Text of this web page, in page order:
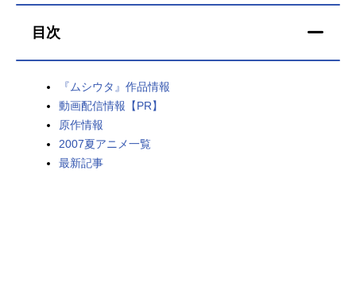
今期アニメ曜日別一覧
春アニメ
男性声優/女性声優一覧
FOLLOW US
目次
『ムシウタ』作品情報
動画配信情報【PR】
原作情報
2007夏アニメ一覧
最新記事